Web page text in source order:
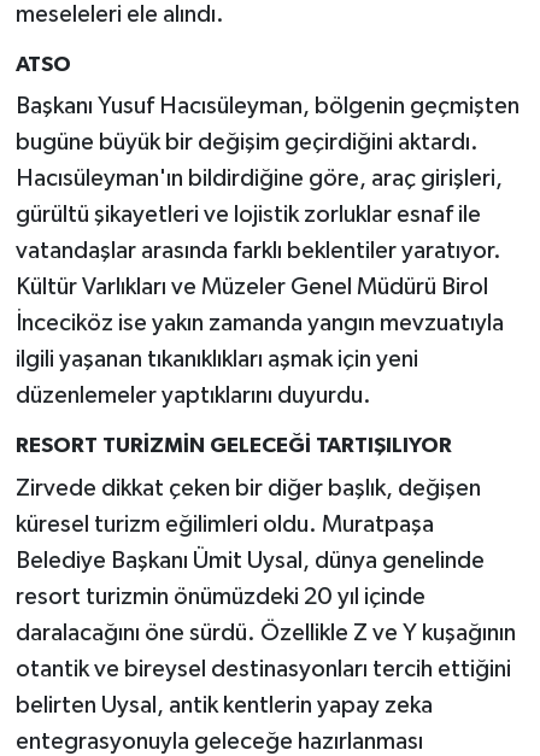
meseleleri ele alındı.
ATSO
Başkanı Yusuf Hacısüleyman, bölgenin geçmişten
bugüne büyük bir değişim geçirdiğini aktardı.
Hacısüleyman'ın bildirdiğine göre, araç girişleri,
gürültü şikayetleri ve lojistik zorluklar esnaf ile
vatandaşlar arasında farklı beklentiler yaratıyor.
Kültür Varlıkları ve Müzeler Genel Müdürü Birol
İnceciköz ise yakın zamanda yangın mevzuatıyla
ilgili yaşanan tıkanıklıkları aşmak için yeni
düzenlemeler yaptıklarını duyurdu.
RESORT TURİZMİN GELECEĞİ TARTIŞILIYOR
Zirvede dikkat çeken bir diğer başlık, değişen
küresel turizm eğilimleri oldu. Muratpaşa
Belediye Başkanı Ümit Uysal, dünya genelinde
resort turizmin önümüzdeki 20 yıl içinde
daralacağını öne sürdü. Özellikle Z ve Y kuşağının
otantik ve bireysel destinasyonları tercih ettiğini
belirten Uysal, antik kentlerin yapay zeka
entegrasyonuyla geleceğe hazırlanması